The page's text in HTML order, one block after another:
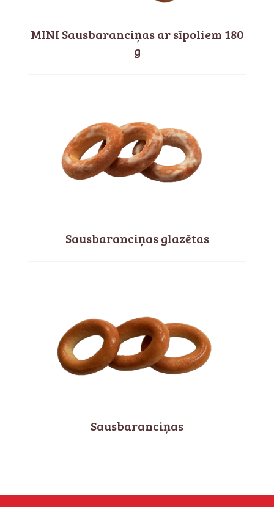
MINI Sausbaranciņas ar sīpoliem 180
g
Sausbaranciņas glazētas
Sausbaranciņas